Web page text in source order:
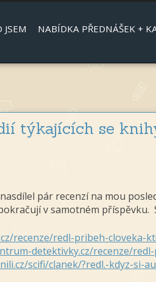
JSEM NABÍDKA PŘEDNÁŠEK +
týkajících se
pár recenzí na mou
v samotném příspěvku.
recenze/redl-pribeh-cloveka-
detektivky.cz/recenze/
scifi/clanek/?redl.-kdyz-si-